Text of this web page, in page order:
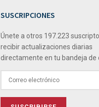
SUSCRIPCIONES
Únete a otros 197.223
recibir actualizaciones diarias
directamente en tu bandeja de